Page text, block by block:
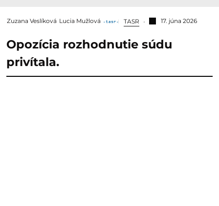
Zuzana Veslíková Lucia Mužlová TASR 17. júna 2026
Opozícia rozhodnutie súdu
privítala.